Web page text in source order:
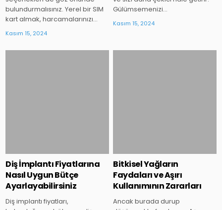
bulundurmalısınız. Yerel bir SIM
kart almak, harcamalarınızı…
Kasım 15, 2024
Gülümsemenizi…
Kasım 15, 2024
Diş İmplantı Fiyatlarına
Nasıl Uygun Bütçe
Ayarlayabilirsiniz
Diş implantı fiyatları,
Bitkisel Yağların
Faydaları ve Aşırı
Kullanımının Zararları
Ancak burada durup